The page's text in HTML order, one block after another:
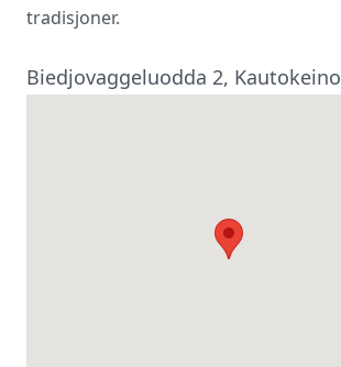
tradisjoner.
Biedjovaggeluodda 2, Kautokeino